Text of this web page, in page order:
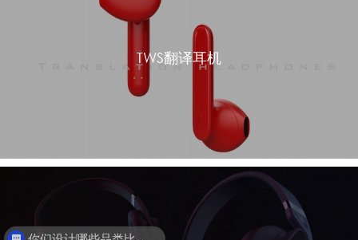
TWS翻译耳机
你们设计哪些品类比较多？